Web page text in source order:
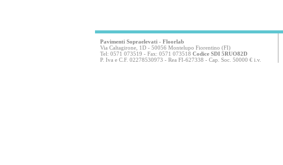
Pavimenti Sopraelevati - Floorlab
Via Caltagirone, 1D - 50056 Montelupo Fiorentino (FI)
Tel: 0571 073519 - Fax: 0571 073518 Codice SDI 5RUO82D
P. Iva e C.F. 02278530973 - Rea FI-627338 - Cap. Soc. 50000 € i.v.